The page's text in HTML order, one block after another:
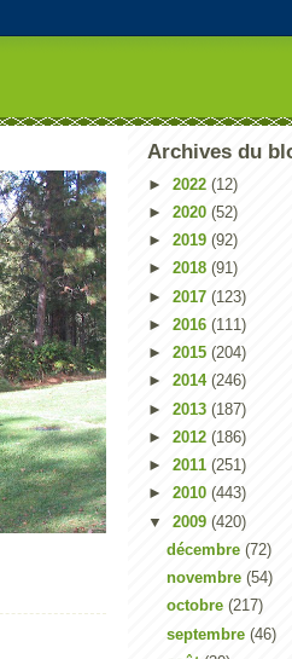
Archives du
► 2022 (12)
► 2020 (52)
► 2019 (92)
► 2018 (91)
► 2017 (123)
► 2016 (111)
► 2015 (204)
► 2014 (246)
► 2013 (187)
► 2012 (186)
► 2011 (251)
► 2010 (443)
▼ 2009 (420)
décembre (72)
novembre (54)
octobre (217)
septembre (46)